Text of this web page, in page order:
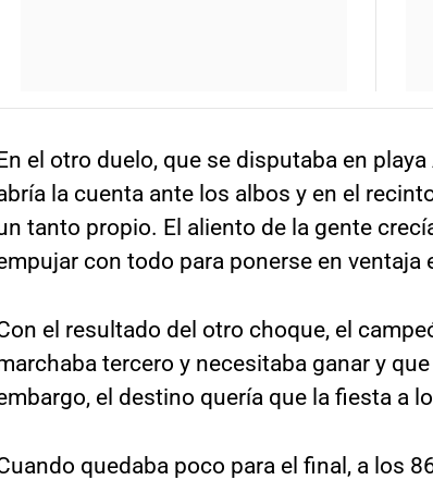
el otro duelo, que se disputaba en
la cuenta ante los albos y en el
tanto propio. El aliento de la gente
con todo para ponerse en ventaja
el resultado del otro choque, el
tercero y necesitaba ganar y
el destino quería que la fiesta a
quedaba poco para el final, a los